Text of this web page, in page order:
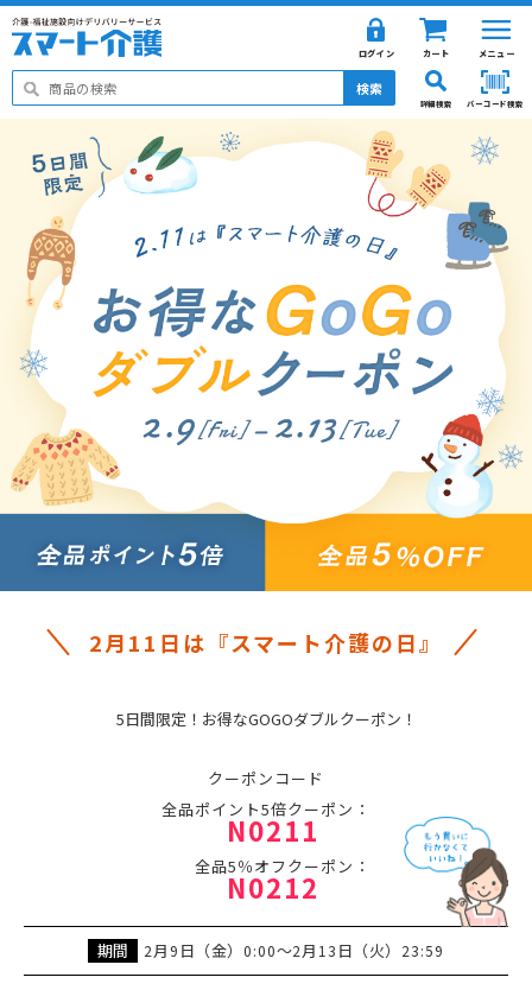
メニュー
カート
ログイン
検索
バーコード検索
詳細検索
2月11日は『スマート介護の日』
5日間限定！お得なGOGOダブルクーポン！
クーポンコード
全品ポイント5倍クーポン：
N0211
全品5％オフクーポン：
N0212
期間 2月9 日（金） 0:00～2月 13 日（火） 23:59